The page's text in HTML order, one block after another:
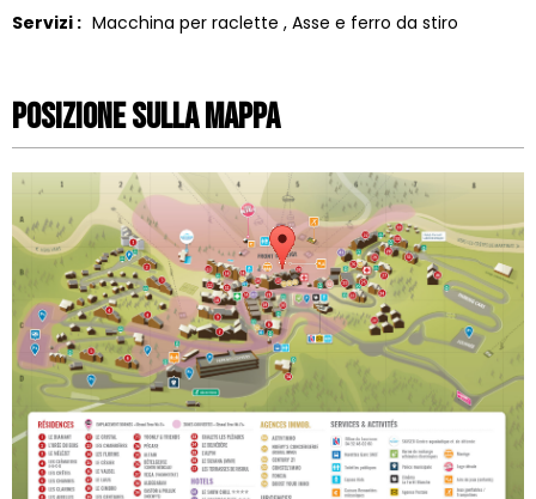
Servizi : Macchina per raclette Asse e ferro da stiro
Posizione sulla mappa